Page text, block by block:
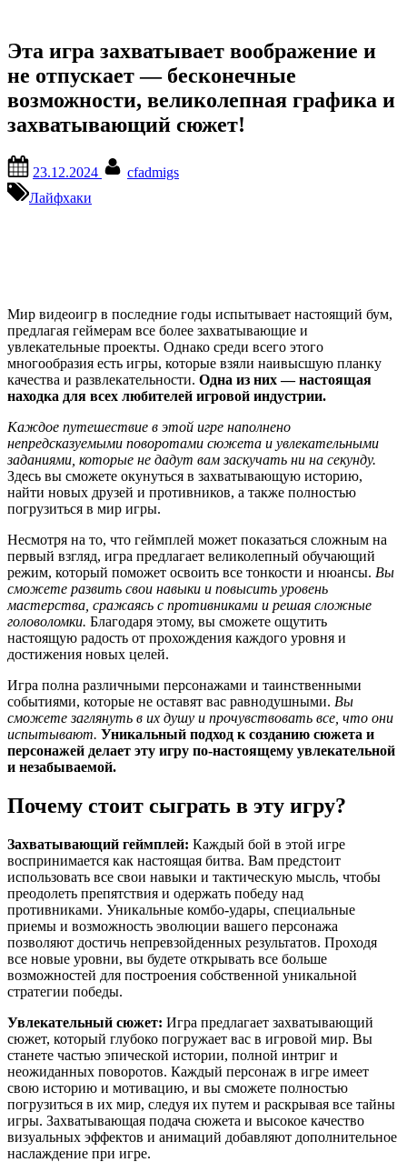
Эта игра захватывает воображение и
не отпускает — бесконечные
возможности, великолепная графика и
захватывающий сюжет!
on
23.12.2024
cfadmigs
Лайфхаки
Мир видеоигр в последние годы испытывает настоящий бум,
предлагая геймерам все более захватывающие и
увлекательные проекты. Однако среди всего этого
многообразия есть игры, которые взяли наивысшую планку
качества и развлекательности. Одна из них — настоящая
находка для всех любителей игровой индустрии.
Каждое путешествие в этой игре наполнено
непредсказуемыми поворотами сюжета и увлекательными
заданиями, которые не дадут вам заскучать ни на секунду.
Здесь вы сможете окунуться в захватывающую историю,
найти новых друзей и противников, а также полностью
погрузиться в мир игры.
Несмотря на то, что геймплей может показаться сложным на
первый взгляд, игра предлагает великолепный обучающий
режим, который поможет освоить все тонкости и нюансы. Вы
сможете развить свои навыки и повысить уровень
мастерства, сражаясь с противниками и решая сложные
головоломки. Благодаря этому, вы сможете ощутить
настоящую радость от прохождения каждого уровня и
достижения новых целей.
Игра полна различными персонажами и таинственными
событиями, которые не оставят вас равнодушными. Вы
сможете заглянуть в их душу и прочувствовать все, что они
испытывают. Уникальный подход к созданию сюжета и
персонажей делает эту игру по-настоящему увлекательной
и незабываемой.
Почему стоит сыграть в эту игру?
Захватывающий геймплей: Каждый бой в этой игре
воспринимается как настоящая битва. Вам предстоит
использовать все свои навыки и тактическую мысль, чтобы
преодолеть препятствия и одержать победу над
противниками. Уникальные комбо-удары, специальные
приемы и возможность эволюции вашего персонажа
позволяют достичь непревзойденных результатов. Проходя
все новые уровни, вы будете открывать все больше
возможностей для построения собственной уникальной
стратегии победы.
Увлекательный сюжет: Игра предлагает захватывающий
сюжет, который глубоко погружает вас в игровой мир. Вы
станете частью эпической истории, полной интриг и
неожиданных поворотов. Каждый персонаж в игре имеет
свою историю и мотивацию, и вы сможете полностью
погрузиться в их мир, следуя их путем и раскрывая все тайны
игры. Захватывающая подача сюжета и высокое качество
визуальных эффектов и анимаций добавляют дополнительное
наслаждение при игре.